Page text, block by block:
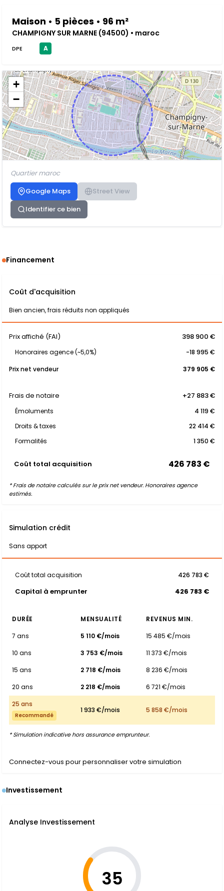
Maison • 5 pièces • 96 m²
CHAMPIGNY SUR MARNE (94500) • maroc
DPE A
+
−
Quartier maroc
Google Maps
Street View
Identifier ce bien
Financement
Coût d'acquisition
Bien ancien, frais réduits non appliqués
Prix affiché (FAI) 398 900 €
Honoraires agence (~5,0%)
-18 995 €
Prix net vendeur
379 905 €
Frais de notaire +27 883 €
Émoluments
4 119 €
Droits & taxes
22 414 €
Formalités
1 350 €
Coût total acquisition 426 783 €
* Frais de notaire calculés sur le prix net vendeur. Honoraires agence
estimés.
Simulation crédit
Sans apport
Coût total acquisition 426 783 €
Capital à emprunter 426 783 €
DURÉE MENSUALITÉ
REVENUS MIN.
7 ans
5 110 €/mois
15 485 €/mois
10 ans
3 753 €/mois
11 373 €/mois
15 ans
2 718 €/mois
8 236 €/mois
20 ans
2 218 €/mois
6 721 €/mois
25 ans
Recommandé
1 933 €/mois 5 858 €/mois
* Simulation indicative hors assurance emprunteur.
Connectez-vous pour personnaliser votre simulation
Investissement
Analyse Investissement
35